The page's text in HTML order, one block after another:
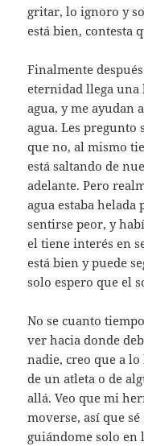
gritar, lo ignoro y
está bien, contesta
Finalmente
eternidad llega una
agua, y me ayudan
agua. Les pregunto
que no, al mismo
está saltando de
adelante. Pero
agua estaba
sentirse peor, y
el tiene interés en
está bien y puede
solo espero que el
No se cuanto
ver hacia donde
nadie, creo que a
de un atleta o de
allá. Veo que mi
moverse, así que
guiándome solo en